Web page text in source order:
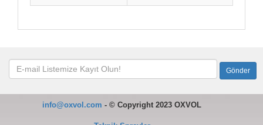
info@oxvol.com -©Copyright 2023 OXVOL